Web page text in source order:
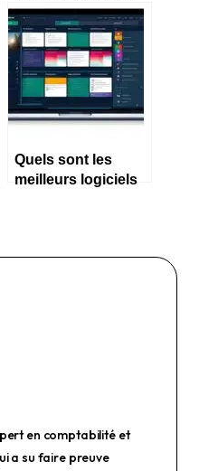
gestion
d’entreprise en
2023
Quels sont les
meilleurs logiciels
en comptabilité et
a su faire preuve